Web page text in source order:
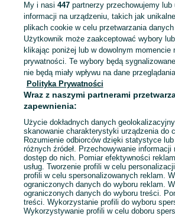
KATEGORIA
Mapa kategorii
Mapa miejscowości
Mapa ministron
My i nasi 447partnerzy przechowujemy lub
informacji na urządzeniu, takich jak
plikach cookie w celu przetwarzania
Użytkownik może zaakceptować wybory
klikając poniżej lub w dowolnym momencie
prywatności. Te wybory będą
nie będą miały wpływu na dane
Polityka Prywatności
Wraz z naszymi partnerami
zapewnienia:
Użycie dokładnych danych
skanowanie charakterystyki urządzenia do
Rozumienie odbiorców dzięki statystyce
różnych źródeł. Przechowywanie informacji
dostęp do nich. Pomiar efektywności
usług. Tworzenie profili w celu
profili w celu spersonalizowanych reklam.
ograniczonych danych do wyboru reklam.
ograniczonych danych do wyboru treści.
treści. Wykorzystanie profili do wyboru
Wykorzystywanie profili w celu doboru